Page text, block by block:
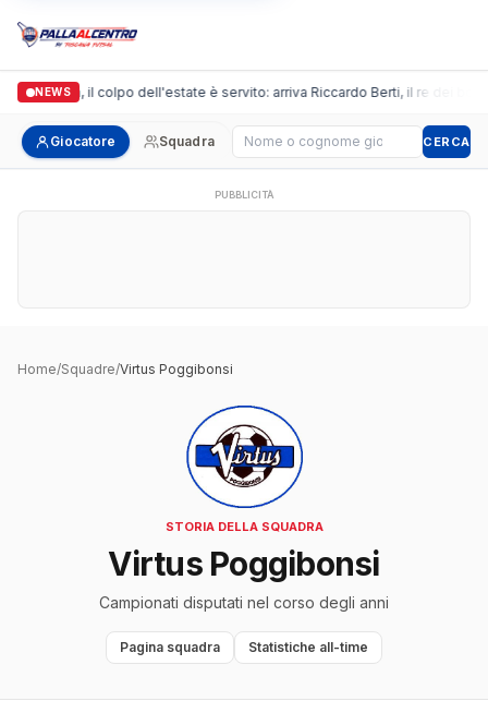
NEWS
Arpi Nova, il colpo dell'estate è servito: arriva Riccardo Berti, il re dei
Giocatore Squadra Cerca giocatore CERCA
PUBBLICITÀ
Home/Squadre/Virtus Poggibonsi
STORIA DELLA SQUADRA
Virtus Poggibonsi
Campionati disputati nel corso degli anni
Pagina squadra Statistiche all-time